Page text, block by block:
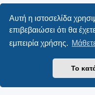
Αυτή η ιστοσελίδα
επιβεβαιώσει ότι θα
εμπειρία χρήσης.
Το